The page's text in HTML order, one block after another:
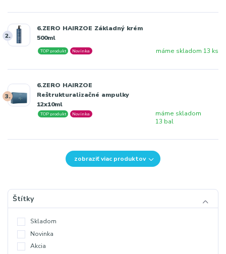
2.
6.ZERO HAIRZOE Základný krém
500ml
máme skladom 13 ks
TOP produkt Novinka
3.
6.ZERO HAIRZOE
Reštrukturalizačné ampulky
12x10ml
máme skladom
13 bal
TOP produkt Novinka
zobraziť viac produktov
Štítky
Skladom
Novinka
Akcia